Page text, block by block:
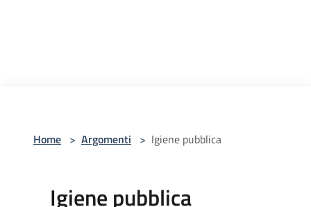
Home > Argomenti > Igiene pubblica
Igiene pubblica